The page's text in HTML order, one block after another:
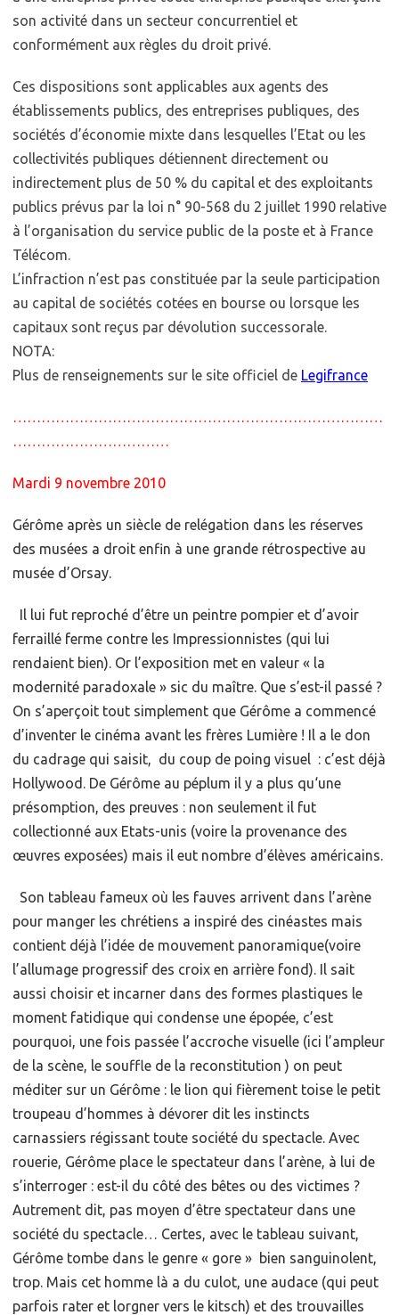
son activité dans un secteur concurrentiel et
conformément aux règles du droit privé.
Ces dispositions sont applicables aux agents des
établissements publics, des entreprises publiques, des
sociétés d’économie mixte dans lesquelles l’Etat ou les
collectivités publiques détiennent directement ou
indirectement plus de 50 % du capital et des exploitants
publics prévus par la loi n° 90-568 du 2 juillet 1990 relative
à l’organisation du service public de la poste et à France
Télécom.
L’infraction n’est pas constituée par la seule participation
au capital de sociétés cotées en bourse ou lorsque les
capitaux sont reçus par dévolution successorale.
NOTA:
Plus de renseignements sur le site officiel de Legifrance
……………………………………………………………………
……………………………
Mardi 9 novembre 2010
Gérôme après un siècle de relégation dans les réserves
des musées a droit enfin à une grande rétrospective au
musée d’Orsay.
Il lui fut reproché d’être un peintre pompier et d’avoir
ferraillé ferme contre les Impressionnistes (qui lui
rendaient bien). Or l’exposition met en valeur « la
modernité paradoxale » sic du maître. Que s’est-il passé ?
On s’aperçoit tout simplement que Gérôme a commencé
d’inventer le cinéma avant les frères Lumière ! Il a le don
du cadrage qui saisit, du coup de poing visuel : c’est déjà
Hollywood. De Gérôme au péplum il y a plus qu‘une
présomption, des preuves : non seulement il fut
collectionné aux Etats-unis (voire la provenance des
œuvres exposées) mais il eut nombre d’élèves américains.
Son tableau fameux où les fauves arrivent dans l’arène
pour manger les chrétiens a inspiré des cinéastes mais
contient déjà l’idée de mouvement panoramique(voire
l’allumage progressif des croix en arrière fond). Il sait
aussi choisir et incarner dans des formes plastiques le
moment fatidique qui condense une épopée, c’est
pourquoi, une fois passée l’accroche visuelle (ici l’ampleur
de la scène, le souffle de la reconstitution ) on peut
méditer sur un Gérôme : le lion qui fièrement toise le petit
troupeau d’hommes à dévorer dit les instincts
carnassiers régissant toute société du spectacle. Avec
rouerie, Gérôme place le spectateur dans l’arène, à lui de
s’interroger : est-il du côté des bêtes ou des victimes ?
Autrement dit, pas moyen d’être spectateur dans une
société du spectacle… Certes, avec le tableau suivant,
Gérôme tombe dans le genre « gore » bien sanguinolent,
trop. Mais cet homme là a du culot, une audace (qui peut
parfois rater et lorgner vers le kitsch) et des trouvailles